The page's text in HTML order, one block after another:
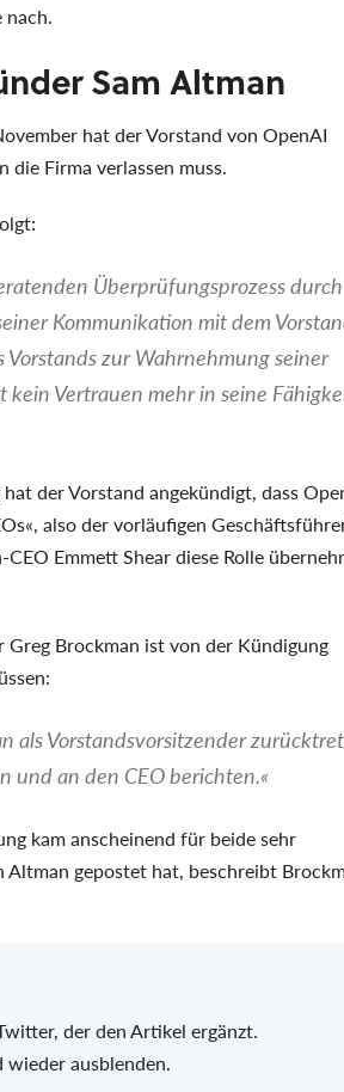
nach.
Sam Altman
hat der Vorstand von OpenAI
die Firma verlassen muss.
Überprüfungsprozess durch
Kommunikation mit dem
zur Wahrnehmung seiner
Vertrauen mehr in seine
der Vorstand angekündigt, dass
also der vorläufigen
Emmett Shear diese Rolle
Brockman ist von der Kündigung
als Vorstandsvorsitzender
und an den CEO berichten.«
kam anscheinend für beide sehr
Altman gepostet hat, beschreibt
der den Artikel ergänzt.
ausblenden.